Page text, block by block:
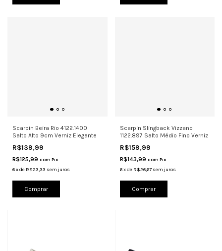
Scarpin Beira Rio 4122.1400
Salto Alto 9cm Verniz Elegante
R$139,99
R$125,99 com Pix
6xde R$23,33 sem juros
Comprar
Scarpin Slingback Vizzano
1122.897 Salto Médio Fino Verniz
R$159,99
R$143,99 com Pix
6 xde R$26,67 sem juros
Comprar